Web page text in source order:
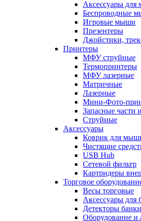
Аксессуары для
Беспроводные
Игровые мыши
Презентеры
Джойстики,
Принтеры
МФУ струйные
Термопринтеры
МФУ лазерные
Матричные
Лазерные
Мини-Фото-
Запасные части
Струйные
Аксессуары
Коврик для
Чистящие
USB Hub
Сетевой фильтр
Картридеры
Торговое
Весы торговые
Аксессуары для
Детекторы
Оборудование и